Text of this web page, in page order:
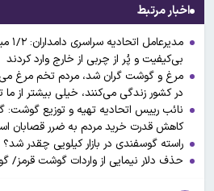
اخبار مرتبط
بی‌کیفیت و پُر از چربی از خارج وارد کردند
در کشور زندگی می‌کنند، خیلی بیشتر از
نائب رییس اتحادیه تهیه و توزیع
کاهش قدرت خرید مردم به ضرر قصابان
راسته گوسفندی در بازار کیلویی چقدر شد؟
حذف دلار نیمایی از واردات گوشت